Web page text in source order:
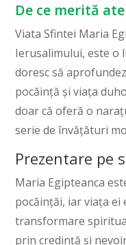
De ce merită
Viata Sfintei Maria
Ierusalimului, este o
doresc să
pocăință și viața
doar că oferă o
serie de învățături
Prezentare pe
Maria Egipteanca
pocăințăi, iar viața ei
transformare
prin credință și